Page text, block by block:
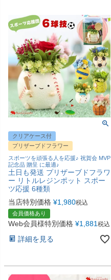
クリアケース付
プリザーブドフラワー
スポーツを頑張る人を応援♪ 祝賀会 MVP
記念品 贈呈 に最適♪
土日も発送 プリザーブドフラワ
ー リトルレジンポット スポー
ツ応援 6種類
当店特別価格 ¥1,980税込
会員価格あり
Web会員様特別価格 ¥1,881 税込
詳細を見る